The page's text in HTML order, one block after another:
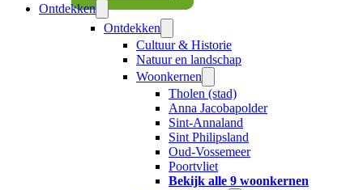
Ontdekken
Ontdekken
Cultuur & Historie
Natuur en landschap
Woonkernen
Tholen (stad)
Anna Jacobapolder
Sint-Annaland
Sint Philipsland
Oud-Vossemeer
Poortvliet
Bekijk alle 9 woonkernen